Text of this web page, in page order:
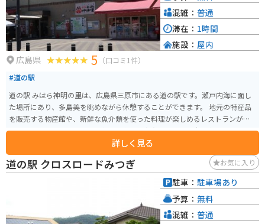
広島県 5 （口コミ1件）
#道の駅
道の駅 みはら神明の里は、広島県三原市にある道の駅です。瀬戸内海に面し
た場所にあり、多島美を眺めながら休憩することができます。 地元の特産品
を販売する物産館や、新鮮な魚介類を使った料理が楽しめるレストランがあ
ります。また、サイクリスト向けの施設も充実しており、自転車ラックや空
気入れ、工具の貸出しなども行っています。しまなみ海道のサイクリングロ
ードからも近く、サイクリストの休憩スポットとしても人気です。 三原市
は、タコが有名です。道の駅 みはら神明の里でも、タコを使った様々な料理
を楽しむことができます。新鮮なタコを使ったお刺身や、サクッとした食感
が美味しい唐揚げなど、ぜひ味わってみてください。
詳しく見る
混雑： 普通
滞在： 1時間
施設： 屋内
道の駅 クロスロードみつぎ お気に入り
駐車： 駐車場あり
予算： 無料
混雑： 普通